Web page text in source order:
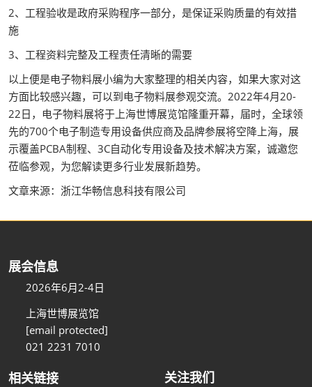
2、工程验收是政府采购程序一部分，是保证采购质量的有效措
施
3、工程资料完整及工程责任清晰的需要
以上便是电子物料展小编为大家整理的相关内容，如果大家对这
方面比较感兴趣，可以到电子物料展参观交流。2022年4月20-
22日，电子物料展将于上海世博展览馆隆重开幕，届时，全球领
先的700个电子制造专用设备供应商及品牌参展将空降上海，展
示覆盖PCBA制程、3C自动化专用设备及技术解决方案，诚邀您
莅临参观，为您解读更多行业发展新趋势。
文章来源：浙江华畅信息科技有限公司
展会信息
2026年6月2-4日
上海世博展览馆
[email protected]
021 2231 7010
相关链接 关注我们